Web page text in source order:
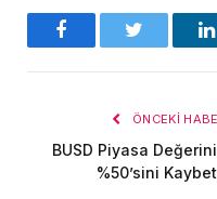
FacebookTwitter
ÖNCEKI
BUSD Piyasa
%50’sini